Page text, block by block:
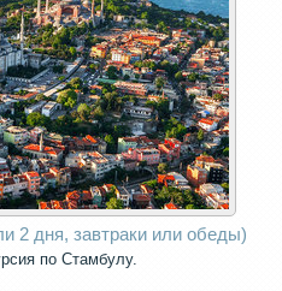
2 дня, завтраки или обеды)
по Стамбулу.